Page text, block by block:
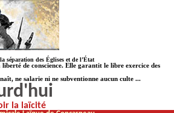
séparation des Églises et de l’État
de conscience. Elle garantit le libre exercice des
ne salarie ni ne subventionne aucun culte ...
la laïcité